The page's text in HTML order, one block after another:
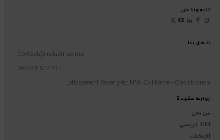
روابط مفيدة
من نحن
IDM فرنسي
الإعلانات
اتصل بنا
Contact@industries.ma
+212 522 260451
Lotissement Beverly-lot N°6- Californie - Casablanca
تابعونا على